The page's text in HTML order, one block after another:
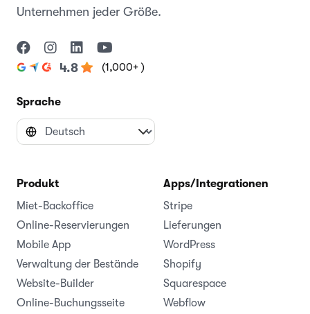
Unternehmen jeder Größe.
4.8 (1,000+ )
Sprache
Produkt
Miet-Backoffice
Online-Reservierungen
Mobile App
Verwaltung der Bestände
Website-Builder
Online-Buchungsseite
Apps/Integrationen
Stripe
Lieferungen
WordPress
Shopify
Squarespace
Webflow